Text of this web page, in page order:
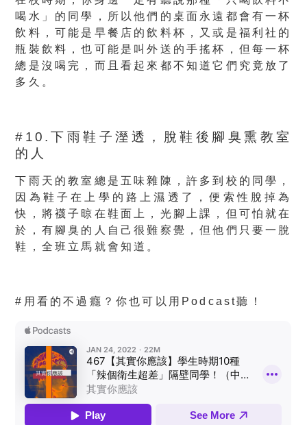
喝水」的同學，所以他們的桌面永遠都會有一杯
飲料，可能是早餐店的飲料杯，又或是福利社的
瓶裝飲料，也可能是叫外送的手搖杯，但每一杯
總是沒喝完，而且看起來都不知道它們究竟放了
多久。
#10.下雨鞋子溼透，脫鞋後腳臭熏教室
的人
下雨天的教室總是五味雜陳，許多到校的同學，
因為鞋子在上學的路上濕透了，便索性脫掉為
快，將襪子晾在鞋面上，光腳上課，但可怕就在
於，有腳臭的人自己很難察覺，但他們只要一脫
鞋，全班立馬就會知道。
#用看的不過癮？你也可以用Podcast聽！